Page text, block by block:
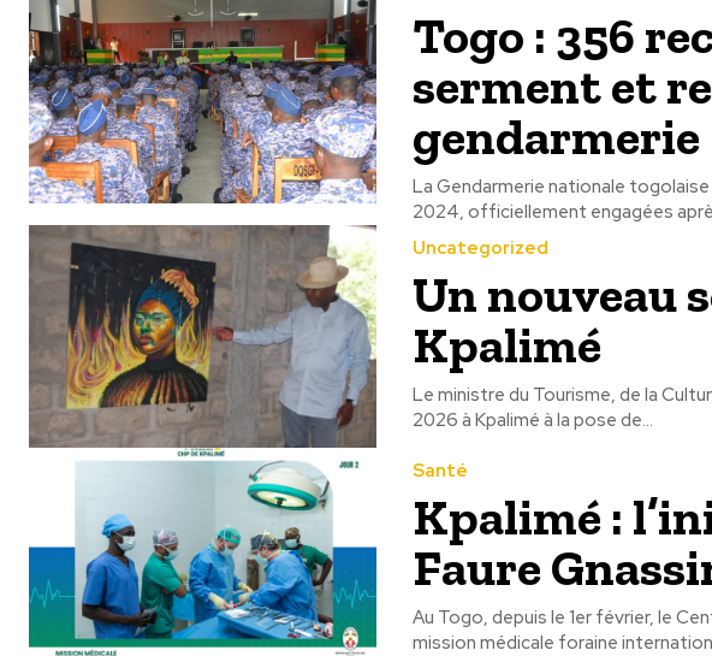
Togo : 356
serment et
gendarmerie
La Gendarmerie nationale
Uncategorized
Un nouveau
Kpalimé
Le ministre du Tourisme, de la
2026 à Kpalimé à la pose de...
Santé
Kpalimé :
Faure
Au Togo, depuis le 1er février, le
mission médicale foraine